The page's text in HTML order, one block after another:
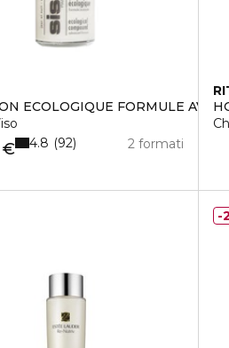
ECOLOGIQUE FORMULE
€ 2 formati
4.8 92